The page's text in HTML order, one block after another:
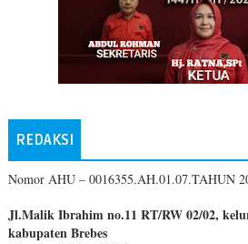
REDAKSI
Nomor AHU – 0016355.AH.01.07.TAHUN
Jl.Malik Ibrahim no.11 RT/RW 02/02,
kabupaten Brebes